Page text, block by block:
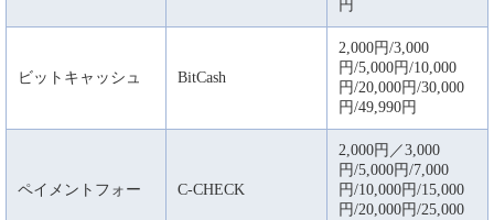
円
ビットキャッシュ BitCash
2,000円/3,000
円/5,000円/10,000
円/20,000円/30,000
円/49,990円
ペイメントフォー C-CHECK
2,000円／3,000
円/5,000円/7,000
円/10,000円/15,000
円/20,000円/25,000